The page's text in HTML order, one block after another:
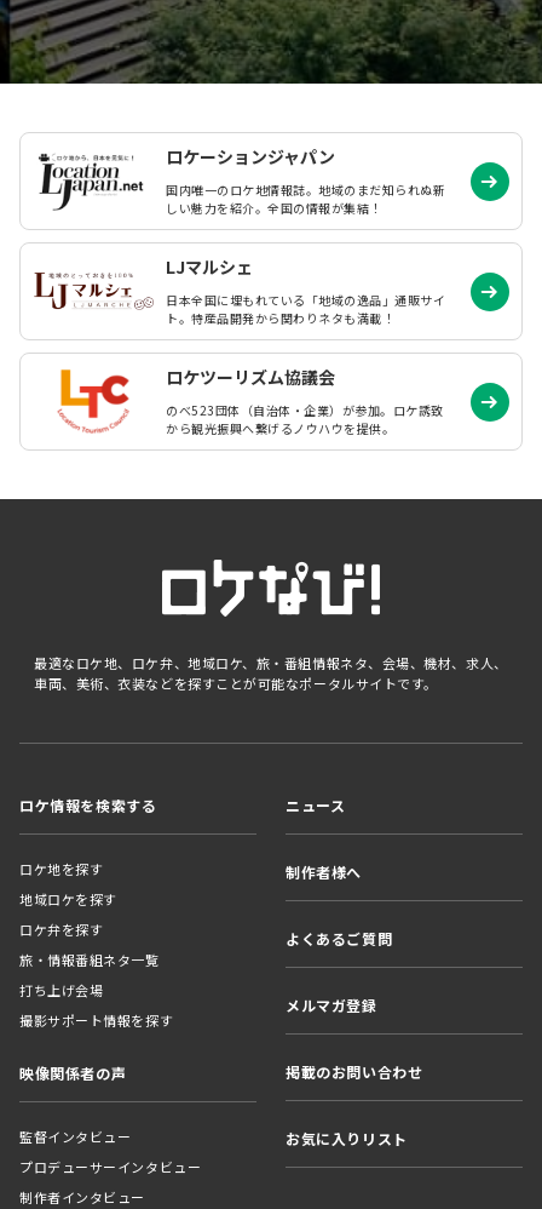
ロケーションジャパン
国内唯一のロケ地情報誌。地域のまだ知られぬ新
しい魅力を紹介。全国の情報が集結！
LJマルシェ
日本全国に埋もれている「地域の逸品」通販サイ
ト。特産品開発から関わりネタも満載！
ロケツーリズム協議会
のべ523団体（自治体・企業）が参加。ロケ誘致
から観光振興へ繋げるノウハウを提供。
最適なロケ地、ロケ弁、地域ロケ、旅・番組情報ネタ、会場、機材、求人、
車両、美術、衣装などを探すことが可能なポータルサイトです。
ロケ情報を検索する
ロケ地を探す
地域ロケを探す
ロケ弁を探す
旅・情報番組ネタ一覧
打ち上げ会場
撮影サポート情報を探す
映像関係者の声
監督インタビュー
プロデューサーインタビュー
制作者インタビュー
ニュース
制作者様へ
よくあるご質問
メルマガ登録
掲載のお問い合わせ
お気に入りリスト